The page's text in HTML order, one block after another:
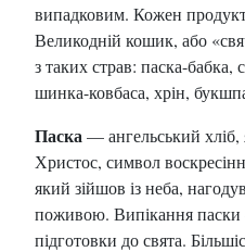
випадковим. Кожен
Великодній кошик, або
з таких страв: паска-
шинка-ковбаса, хрін,
Паска — ангельський хліб,
Христос, символ
який зійшов із неба,
поживою. Випікання
підготовки до свята.